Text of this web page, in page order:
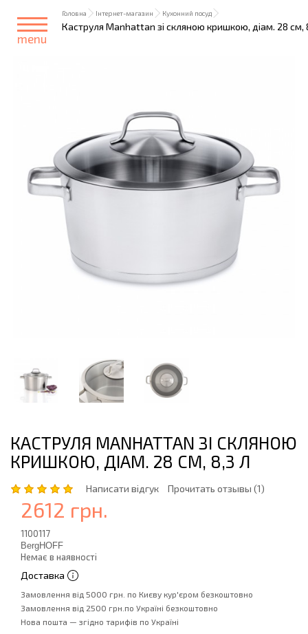
menu
Головна Інтернет-магазин Кухонний посуд
Каструля Manhattan зі скляною кришкою, діам. 28 см,
КАСТРУЛЯ MANHATTAN ЗІ СКЛЯНОЮ
КРИШКОЮ, ДІАМ. 28 СМ, 8,3 Л
Написати відгук Прочитать отзывы (1)
2612 грн.
1100117
BergHOFF
Немає в наявності
Доставка
Замовлення від 5000 грн. по Києву кур'єром безкоштовно
Замовлення від 2500 грн.по Україні безкоштовно
Нова пошта — згідно тарифів по Україні